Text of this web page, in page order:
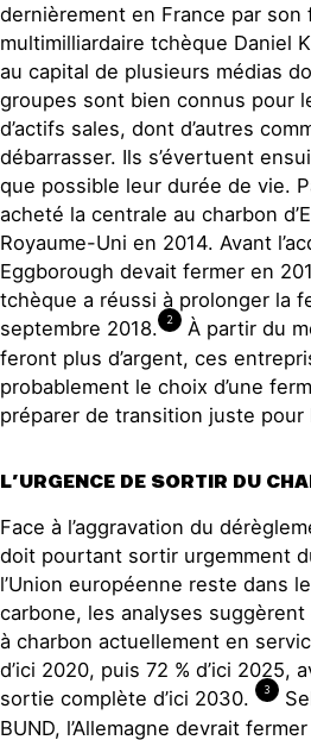
dernièrement en France par son
multimilliardaire tchèque Daniel
au capital de plusieurs médias
groupes sont bien connus pour
d’actifs sales, dont d’autres
débarrasser. Ils s’évertuent
que possible leur durée de vie.
acheté la centrale au charbon
Royaume-Uni en 2014. Avant
Eggborough devait fermer en
tchèque a réussi à prolonger la
septembre 2018.
2
À partir du
feront plus d’argent, ces
probablement le choix d’une
préparer de transition juste pour
L’URGENCE DE SORTIR DU
Face à l’aggravation du
doit pourtant sortir urgemment
l’Union européenne reste dans
carbone, les analyses
à charbon actuellement en
d’ici 2020, puis 72 % d’ici 2025,
sortie complète d’ici 2030.
3
BUND, l’Allemagne devrait